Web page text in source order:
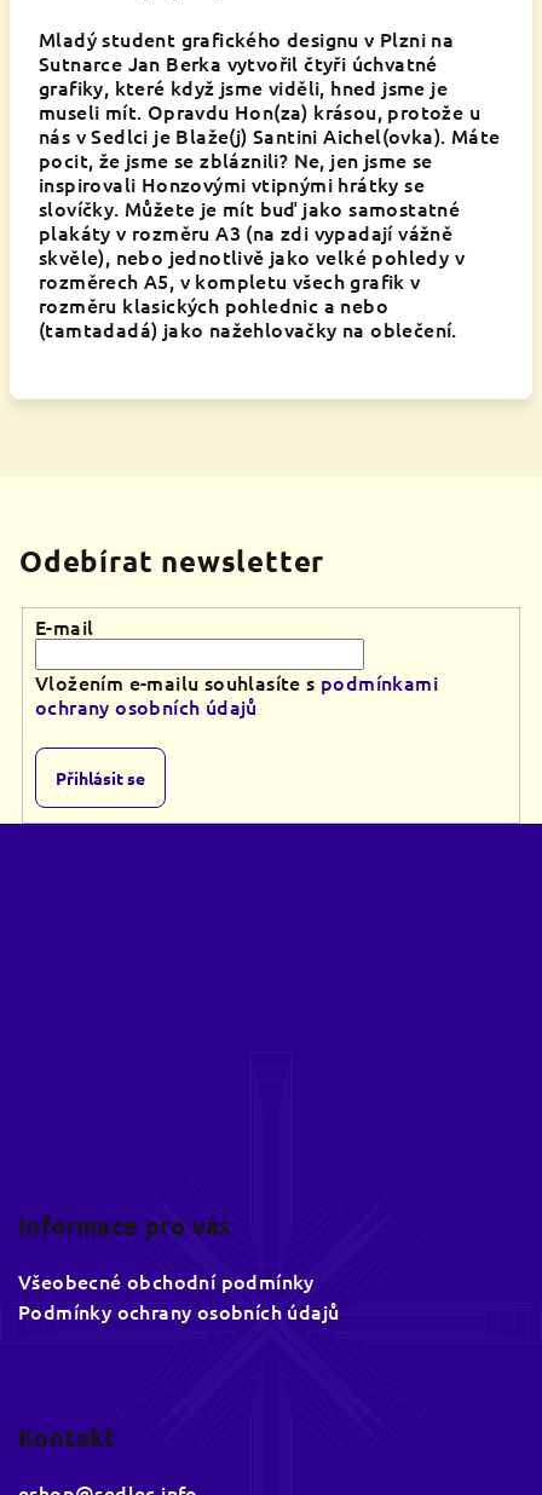
Mladý student grafického designu v Plzni na
Sutnarce Jan Berka vytvořil čtyři úchvatné
grafiky, které když jsme viděli, hned jsme je
museli mít. Opravdu Hon(za) krásou, protože u
nás v Sedlci je Blaže(j) Santini Aichel(ovka). Máte
pocit, že jsme se zbláznili? Ne, jen jsme se
inspirovali Honzovými vtipnými hrátky se
slovíčky. Můžete je mít buď jako samostatné
plakáty v rozměru A3 (na zdi vypadají vážně
skvěle), nebo jednotlivě jako velké pohledy v
rozměrech A5, v kompletu všech grafik v
rozměru klasických pohlednic a nebo
(tamtadadá) jako nažehlovačky na oblečení.
Odebírat newsletter
E-mail
Vložením e-mailu souhlasíte s podmínkami
ochrany osobních údajů
Přihlásit se
Informace pro vás
Všeobecné obchodní podmínky
Podmínky ochrany osobních údajů
Kontakt